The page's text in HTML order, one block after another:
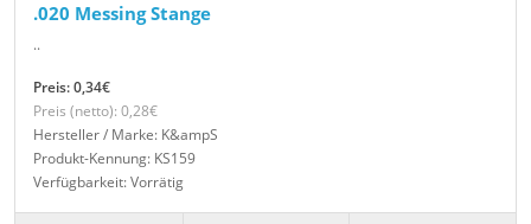
.020 Messing Stange
..
Preis: 0,34€
Preis (netto): 0,28€
Hersteller / Marke: K&ampS
Produkt-Kennung: KS159
Verfügbarkeit: Vorrätig